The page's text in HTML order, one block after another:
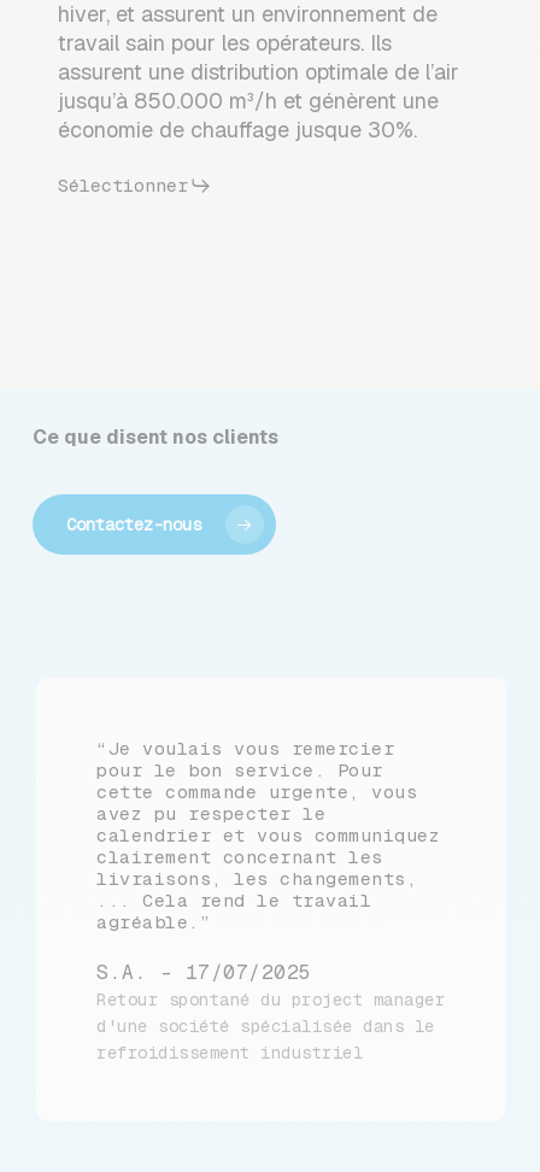
hiver, et assurent un environnement de
travail sain pour les opérateurs. Ils
assurent une distribution optimale de l’air
jusqu’à 850.000 m³/h et génèrent une
économie de chauffage jusque 30%.
Sélectionner
Ce que disent nos clients
Contactez-nous
“Je voulais vous remercier
pour le bon service. Pour
cette commande urgente, vous
avez pu respecter le
calendrier et vous communiquez
clairement concernant les
livraisons, les changements,
... Cela rend le travail
agréable.”
S.A. - 17/07/2025
Retour spontané du project manager
d'une société spécialisée dans le
refroidissement industriel